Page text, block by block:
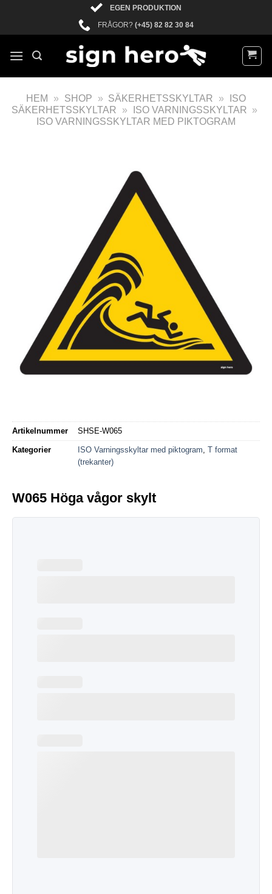
EGEN PRODUKTION
FRÅGOR? (+45) 82 82 30 84
HEM » SHOP » SÄKERHETSSKYLTAR »
ISO
SÄKERHETSSKYLTAR
» ISO VARNINGSSKYLTAR »
ISO VARNINGSSKYLTAR MED PIKTOGRAM
Artikelnummer SHSE-W065
Kategorier ISO Varningsskyltar med piktogram T format
(trekanter)
W065 Höga vågor skylt